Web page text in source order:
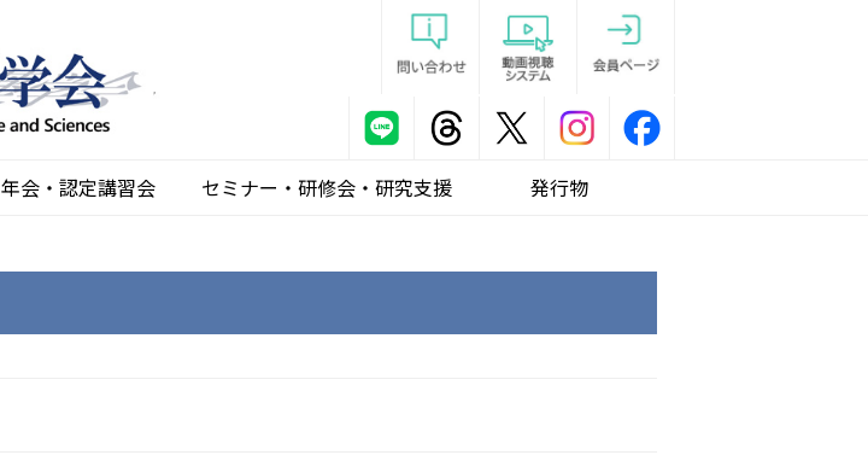
年会・認定講習会 セミナー・研修会・研究支援 発行物